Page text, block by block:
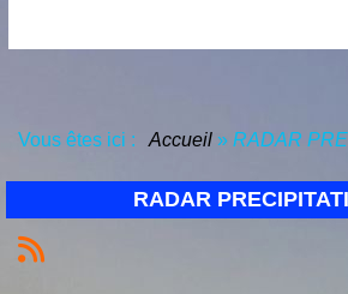
Vous êtes ici : Accueil » RADAR
RADAR